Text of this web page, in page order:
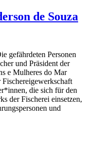
de Souza
gefährdeten Personen
und Präsident der
e Mulheres do Mar
die sich für den
der Fischerei einsetzen,
und